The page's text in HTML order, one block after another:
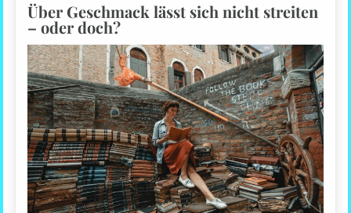
Über Geschmack lässt sich nicht streiten
– oder doch?